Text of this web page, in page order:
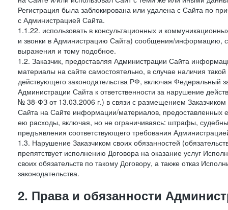
Регистрация была заблокирована или удалена с Сайта по
с Администрацией Сайта.
1.1.22. использовать в консультационных и
и звонки в Администрацию Сайта) сообщения/информацию,
выражения и тому подобное.
1.2. Заказчик, предоставляя Администрации Сайта
материалы на сайте самостоятельно, в случае наличия
действующего законодательства РФ, включая
Администрации Сайта к ответственности за нарушение
№ 38-ФЗ от 13.03.2006 г.) в связи с размещением
Сайта на Сайте информации/материалов, предоставленных
ею расходы, включая, но не ограничиваясь: штрафы,
предъявления соответствующего требования
1.3. Нарушение Заказчиком своих обязанностей
препятствует исполнению Договора на оказание услуг
своих обязательств по такому Договору, а также отказ
законодательства.
2. Права и обязанности